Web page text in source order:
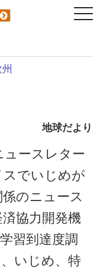
地球だより
ースレター
でいじめが
のニュース
協力開発機
習到達度調
いじめ、特